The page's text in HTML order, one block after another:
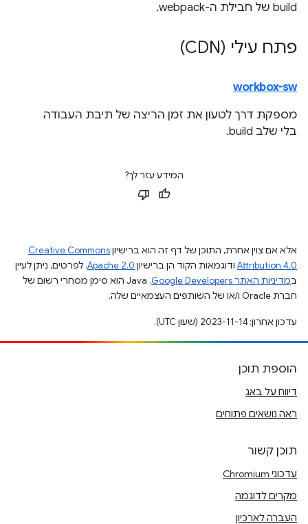
build של חבילת ה-webpack.
פתח עילי (CDN)
workbox-sw
מספקת דרך לטעון את זמן הריצה של תיבת העבודה
בלי שלב build.
המידע עזר לך?
אלא אם צוין אחרת, התוכן של דף זה הוא ברישיוןCreative Commons
Attribution 4.0 ודוגמאות הקוד הן ברישיון Apache 2.0. לפרטים, ניתן לעיין
במדיניות האתר Google Developers‏
.‏ Java הוא סימן מסחרי רשום של
חברת Oracle ו/או של השותפים העצמאיים שלה.
עדכון אחרון: 2023-11-14 (שעון UTC).
הוספת תוכן
דיווח על באג
ראה נושאים פתוחים
תוכן קשור
עדכוני Chromium
מקרים לדוגמה
העברה לארכיון